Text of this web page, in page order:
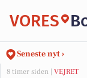
VORES
Seneste nyt ›
8 timer siden | VEJRET